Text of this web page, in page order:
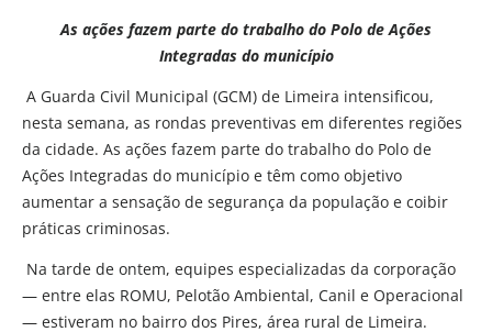
As ações fazem parte do trabalho do Polo de Ações
Integradas do município
A Guarda Civil Municipal (GCM) de Limeira intensificou,
nesta semana, as rondas preventivas em diferentes regiões
da cidade. As ações fazem parte do trabalho do Polo de
Ações Integradas do município e têm como objetivo
aumentar a sensação de segurança da população e coibir
práticas criminosas.
Na tarde de ontem, equipes especializadas da corporação
— entre elas ROMU, Pelotão Ambiental, Canil e Operacional
— estiveram no bairro dos Pires, área rural de Limeira.